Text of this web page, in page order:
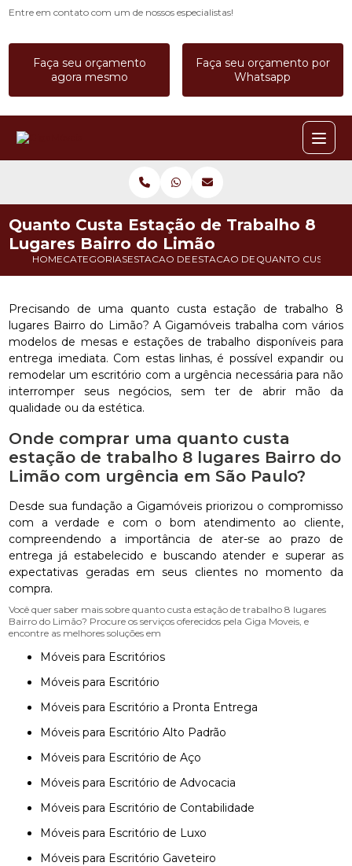
Entre em contato com um de nossos especialistas!
Faça seu orçamento
agora mesmo
Faça seu orçamento por
Whatsapp
HOMECATEGORIASESTACAO DE TRABALHOESTACAO DE TRABALHO A
QUANTO CUSTA
Quanto Custa Estação de Trabalho 8
Lugares Bairro do Limão
Precisando de uma quanto custa estação de trabalho 8
lugares Bairro do Limão? A Gigamóveis trabalha com vários
modelos de mesas e estações de trabalho disponíveis para
entrega imediata. Com estas linhas, é possível expandir ou
remodelar um escritório com a urgência necessária para não
interromper seus negócios, sem ter de abrir mão da
qualidade ou da estética.
Onde comprar uma quanto custa
estação de trabalho 8 lugares Bairro do
Limão com urgência em São Paulo?
Desde sua fundação a Gigamóveis priorizou o compromisso
com a verdade e com o bom atendimento ao cliente,
compreendendo a importância de ater-se ao prazo de
entrega já estabelecido e buscando atender e superar as
expectativas geradas em seus clientes no momento da
compra.
Você quer saber mais sobre quanto custa estação de trabalho 8 lugares
Bairro do Limão? Procure os serviços oferecidos pela Giga Moveis, e
encontre as melhores soluções em
Móveis para Escritórios
Móveis para Escritório
Móveis para Escritório a Pronta Entrega
Móveis para Escritório Alto Padrão
Móveis para Escritório de Aço
Móveis para Escritório de Advocacia
Móveis para Escritório de Contabilidade
Móveis para Escritório de Luxo
Móveis para Escritório Gaveteiro